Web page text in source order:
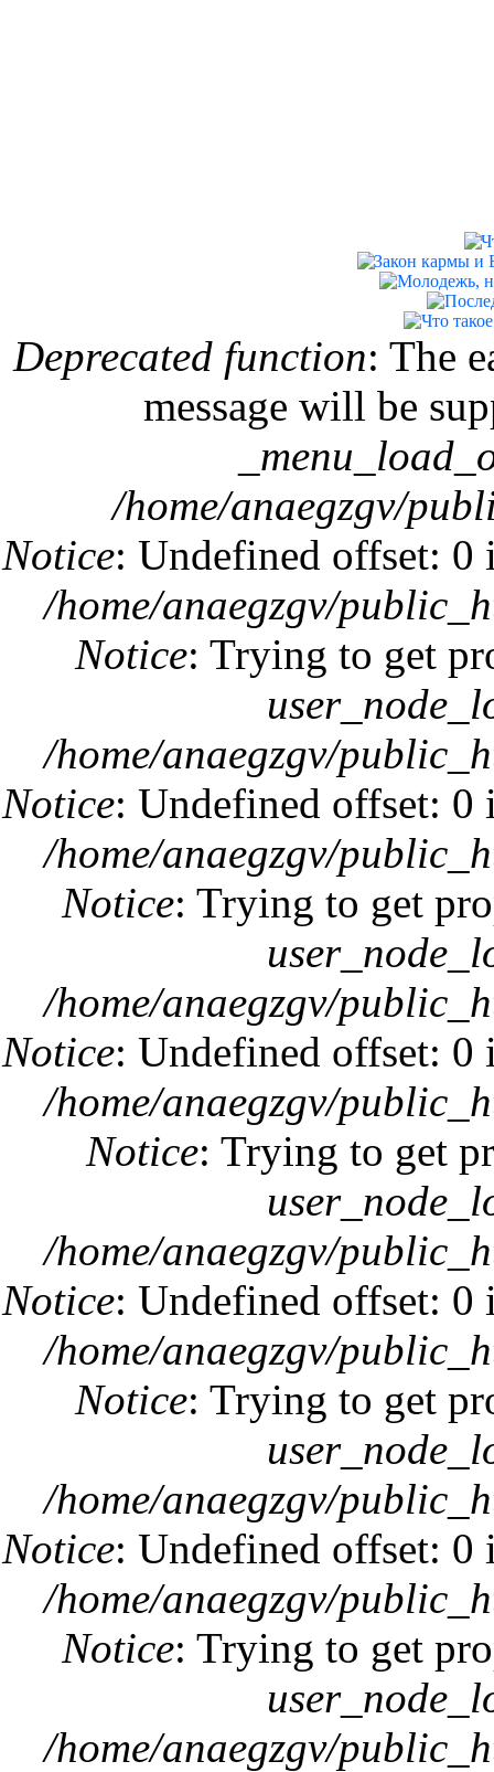
Error message
Deprecated function: The
message will be
/home/anaegzgv/
Notice: Undefined offset:
/home/anaegzgv/
Notice: Trying to get
/home/anaegzgv/
Notice: Undefined offset:
/home/anaegzgv/
Notice: Trying to get
/home/anaegzgv/
Notice: Undefined offset:
/home/anaegzgv/
Notice: Trying to get
/home/anaegzgv/
Notice: Undefined offset:
/home/anaegzgv/
Notice: Trying to get
/home/anaegzgv/
Notice: Undefined offset:
/home/anaegzgv/
Notice: Trying to get
/home/anaegzgv/